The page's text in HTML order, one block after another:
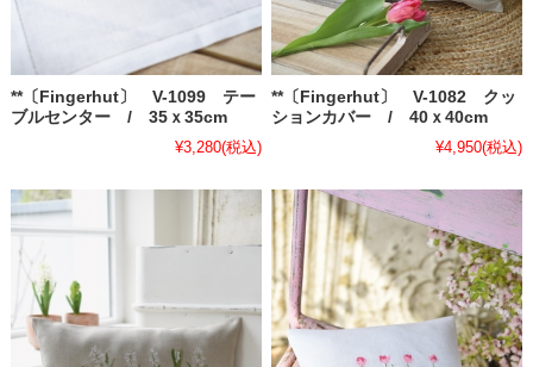
**〔Fingerhut〕 V-1099 テー
ブルセンター / 35ｘ35cm
¥3,280(税込)
**〔Fingerhut〕 V-1082 クッ
ションカバー / 40ｘ40cm
¥4,950(税込)